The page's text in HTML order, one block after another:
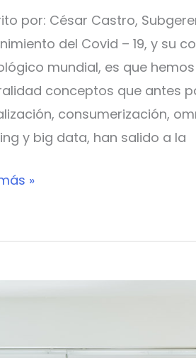
por: César Castro,
del Covid – 19, y su
mundial, es que
conceptos que antes
consumerización,
y big data, han salido a la
»